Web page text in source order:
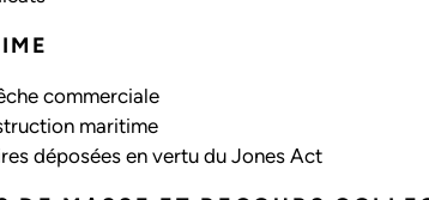
commerciale
maritime
déposées en vertu du Jones Act